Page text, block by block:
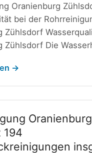
Oranienburg
bei der
Zühlsdorf
Zühlsdorf Die
→
Oranienburg
194